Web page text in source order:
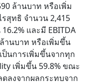
ล้านบาท หรือเพิ่ม
สุทธิ จำนวน 2,415
และมี EBITDA
านบาท หรือเพิ่มขึ้น
ป็นการเพิ่มขึ้นจากทุก
เพิ่มขึ้น 59.8% ขณะ
ลงจากผลกระทบจาก